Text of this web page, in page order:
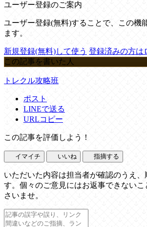
ユーザー登録のご案内
ユーザー登録(無料)することで、この機
ます。
新規登録(無料)して使う 登録済みの方は
この記事を書いた人
トレクル攻略班
ポスト
LINEで送る
URLコピー
この記事を評価しよう！
イマイチ いいね 指摘する
いただいた内容は担当者が確認のうえ、
す。個々のご意見にはお返事できない
さいませ。